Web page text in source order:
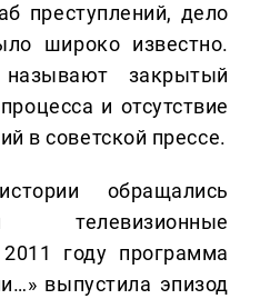
преступлений, дело
широко известно.
закрытый
и отсутствие
в советской прессе.
обращались
году программа
выпустила эпизод